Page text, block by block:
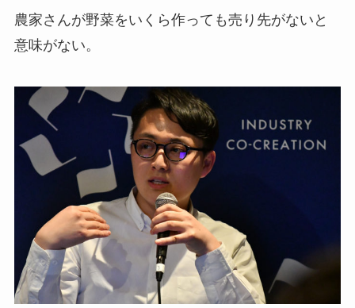
農家さんが野菜をいくら作っても売り先がないと
意味がない。